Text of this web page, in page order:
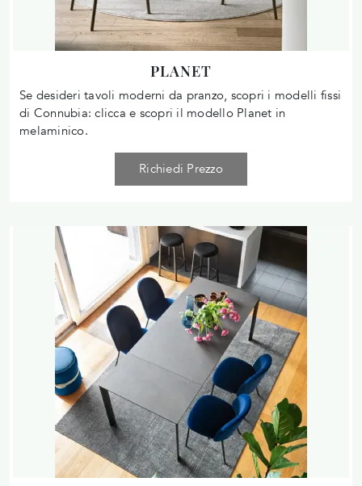
PLANET
Se desideri tavoli moderni da pranzo, scopri i modelli fissi
di Connubia: clicca e scopri il modello Planet in
melaminico.
Richiedi Prezzo